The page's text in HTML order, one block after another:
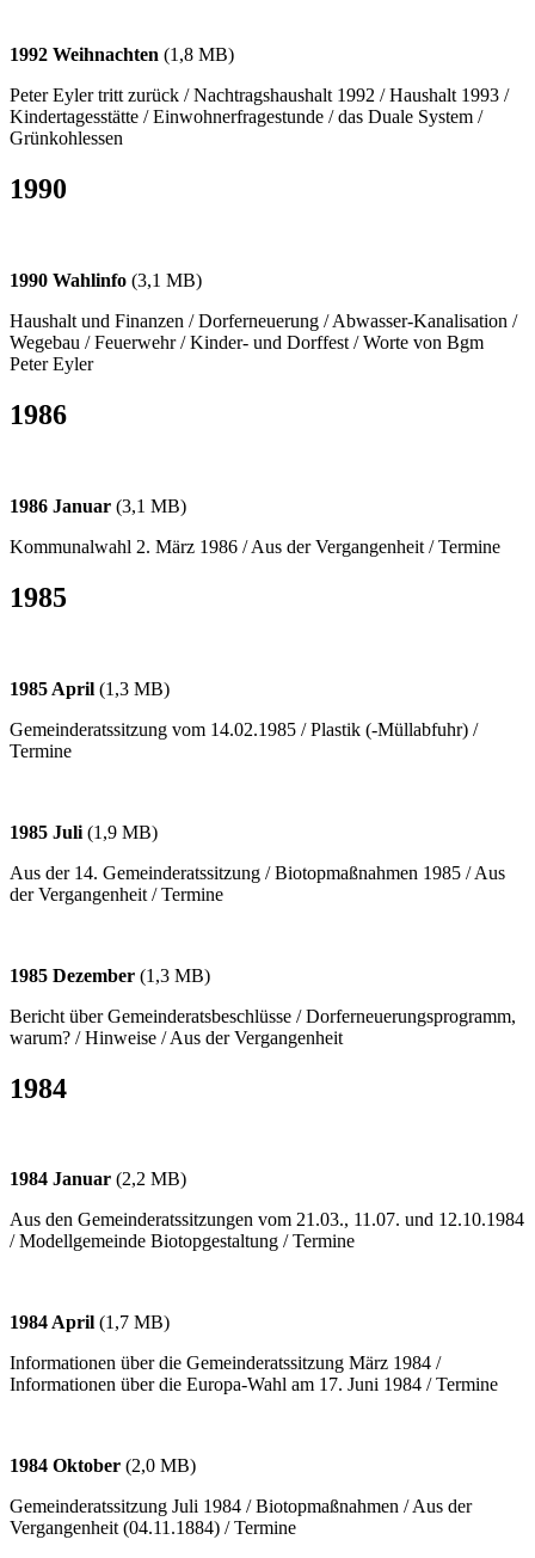
1992 Weihnachten (1,8 MB)
Peter Eyler tritt zurück / Nachtragshaushalt 1992 / Haushalt 1993 /
Kindertagesstätte / Einwohnerfragestunde / das Duale System /
Grünkohlessen
1990
1990 Wahlinfo (3,1 MB)
Haushalt und Finanzen / Dorferneuerung / Abwasser-Kanalisation /
Wegebau / Feuerwehr / Kinder- und Dorffest / Worte von Bgm
Peter Eyler
1986
1986 Januar (3,1 MB)
Kommunalwahl 2. März 1986 / Aus der Vergangenheit / Termine
1985
1985 April (1,3 MB)
Gemeinderatssitzung vom 14.02.1985 / Plastik (-Müllabfuhr) /
Termine
1985 Juli (1,9 MB)
Aus der 14. Gemeinderatssitzung / Biotopmaßnahmen 1985 / Aus
der Vergangenheit / Termine
1985 Dezember (1,3 MB)
Bericht über Gemeinderatsbeschlüsse / Dorferneuerungsprogramm,
warum? / Hinweise / Aus der Vergangenheit
1984
1984 Januar (2,2 MB)
Aus den Gemeinderatssitzungen vom 21.03., 11.07. und 12.10.1984
/ Modellgemeinde Biotopgestaltung / Termine
1984 April (1,7 MB)
Informationen über die Gemeinderatssitzung März 1984 /
Informationen über die Europa-Wahl am 17. Juni 1984 / Termine
1984 Oktober (2,0 MB)
Gemeinderatssitzung Juli 1984 / Biotopmaßnahmen / Aus der
Vergangenheit (04.11.1884) / Termine